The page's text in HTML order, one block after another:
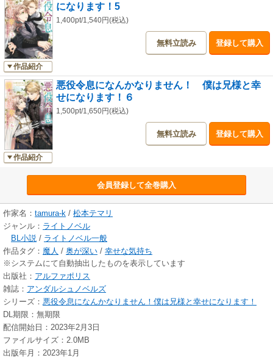
作品紹介
になります！5
1,400pt/1,540円(税込)
無料立読み 登録して購入
作品紹介
悪役令息になんかなりません！ 僕は兄様と幸
せになります！６
1,500pt/1,650円(税込)
無料立読み 登録して購入
会員登録して全巻購入
作家名： tamura-k / 松本テマリ
ジャンル： ライトノベル
BL小説 / ライトノベル一般
作品タグ： 魔人 / 奥が深い / 幸せな気持ち
※システムにて自動抽出したものを表示しています
出版社： アルファポリス
雑誌： アンダルシュノベルズ
シリーズ： 悪役令息になんかなりません！僕は兄様と幸せになります！
DL期限：無期限
配信開始日：2023年2月3日
ファイルサイズ：2.0MB
出版年月：2023年1月